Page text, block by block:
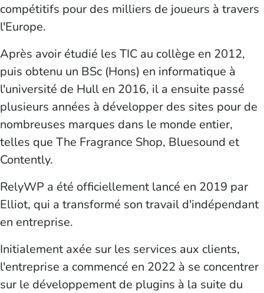
compétitifs pour des milliers de joueurs à travers
l'Europe.
Après avoir étudié les TIC au collège en 2012,
puis obtenu un BSc (Hons) en informatique à
l'université de Hull en 2016, il a ensuite passé
plusieurs années à développer des sites pour de
nombreuses marques dans le monde entier,
telles que The Fragrance Shop, Bluesound et
Contently.
RelyWP a été officiellement lancé en 2019 par
Elliot, qui a transformé son travail d'indépendant
en entreprise.
Initialement axée sur les services aux clients,
l'entreprise a commencé en 2022 à se concentrer
sur le développement de plugins à la suite du